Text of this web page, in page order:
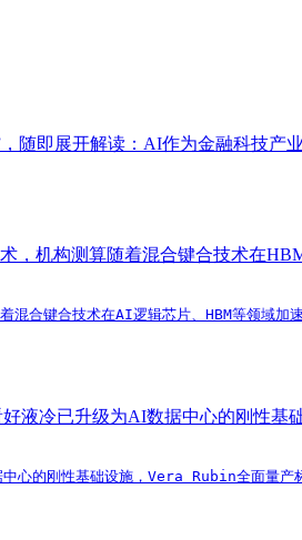
随即展开解读：AI作为金融科技
，机构测算随着混合键合技术在
混合键合技术在AI逻辑芯片、HBM等领域
液冷已升级为AI数据中心的刚性
的刚性基础设施，Vera Rubin全面量产